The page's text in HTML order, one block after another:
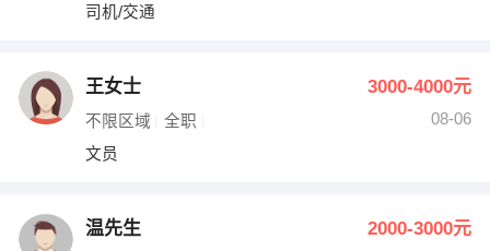
司机/交通
王女士 3000-4000元
不限区域 全职
08-06
文员
温先生 2000-3000元